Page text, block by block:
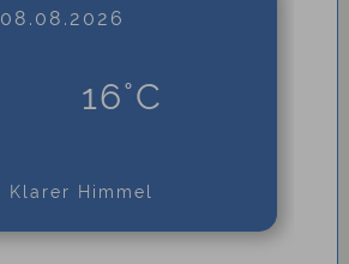
08.08.2026
16°C
Klarer Himmel